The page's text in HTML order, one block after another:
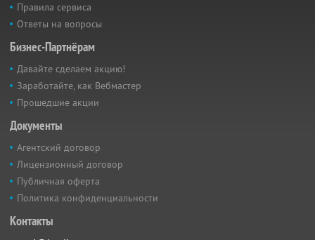
Правила сервиса
Ответы на вопросы
Бизнес-Партнёрам
Давайте сделаем акцию!
Заработайте, как Вебмастер
Прошедшие акции
Документы
Агентский договор
Лицензионный договор
Публичная оферта
Политика конфиденциальности
Контакты